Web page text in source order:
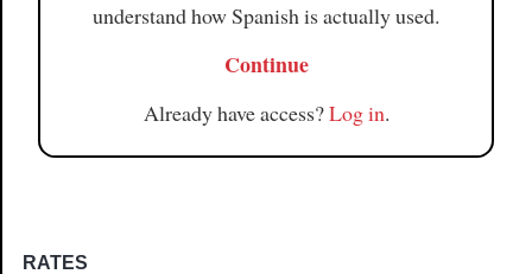
understand how Spanish is actually used.
Continue
Already have access?Log in.
RATES